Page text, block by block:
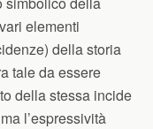
elementi
della storia
tale da essere
della stessa incide
l’espressività